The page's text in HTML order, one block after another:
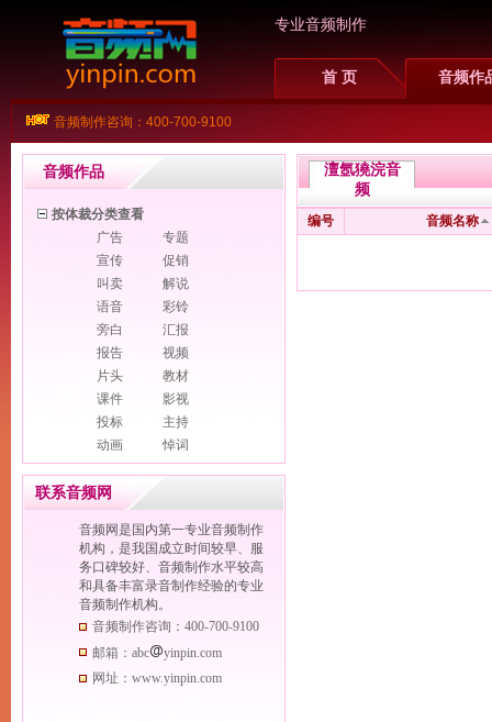
专业音频制作
首 页 音频作
音频制作咨询：400-700-9100
音频作品
按体裁分类查看
广告
专题
宣传
促销
叫卖
解说
语音
彩铃
旁白
汇报
报告
视频
片头
教材
课件
影视
投标
主持
动画
悼词
Flash
多媒体
幻灯片
按语种分类查看
按效果分类查看
按性别分类查看
按年龄分类查看
按节庆分类查看
联系音频网
音频网是国内第一专业音频制作
机构，是我国成立时间较早、服
务口碑较好、音频制作水平较高
和具备丰富录音制作经验的专业
音频制作机构。
音频制作咨询：400-700-9100
邮箱：abc
yinpin.com
网址：www.yinpin.com
澶氬獟浣音
频
编号 音频名称